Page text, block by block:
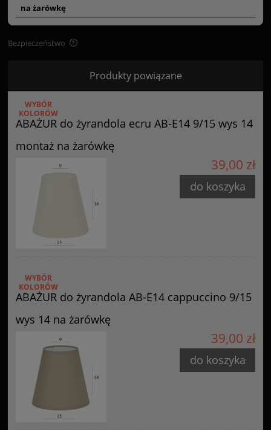
na żarówkę
Bezpieczeństwo
Certyfikaty i ostrzeżenie bezpieczeństwa
Posiada oznaczenie CE (zgodność z normami UE).
Starzyńskiego 6
info@goldsun-lampy.pl
Produkty powiązane
ABAŻUR do żyrandola ecru AB-E14 9/15 wys 14
montaż na żarówkę
WYBÓR
KOLORÓW
39,00 zł
do koszyka
ABAŻUR do żyrandola AB-E14 cappuccino 9/15
wys 14 na żarówkę
WYBÓR
KOLORÓW
39,00 zł
do koszyka